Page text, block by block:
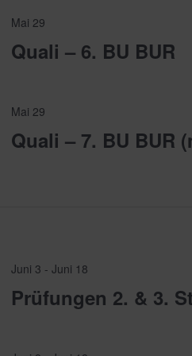
Quali – 6. BU BUR
Mai 29
Quali – 7. BU BUR
Mai 29
Prüfungen 2. & 3.
Juni 3 - Juni 18